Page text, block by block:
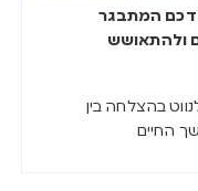
המתבגר
ולהתאושש
בהצלחה בין
החיים